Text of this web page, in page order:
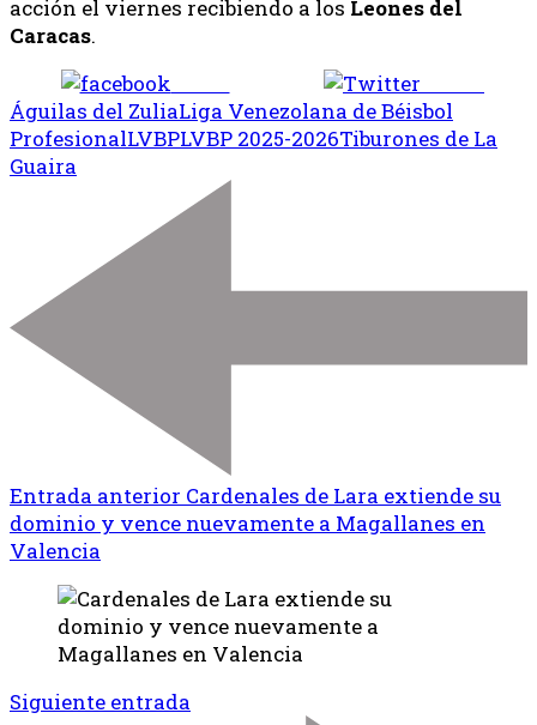
acción el viernes recibiendo a los Leones del
Caracas.
Águilas del ZuliaLiga Venezolana de Béisbol
ProfesionalLVBPLVBP 2025-2026Tiburones de La
Guaira
Entrada anterior Cardenales de Lara extiende su
dominio y vence nuevamente a Magallanes en
Valencia
Siguiente entrada